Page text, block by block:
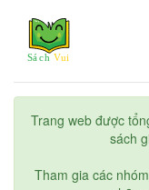
Trang web được
sách
Tham gia các